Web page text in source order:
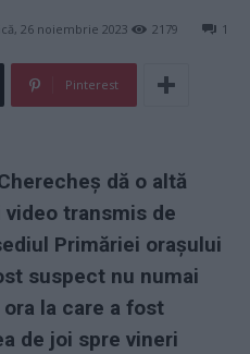
26 noiembrie 2023 1
2179
Pinterest
dă o altă
transmis de
Primăriei orașului
suspect nu numai
la care a fost
de joi spre vineri